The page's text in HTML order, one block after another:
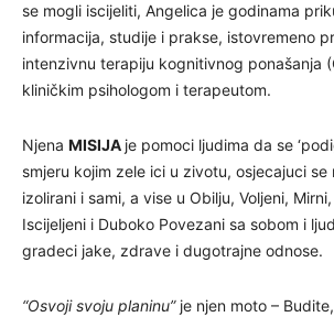
se mogli iscijeliti, Angelica je godinama
informacija, studije i prakse, istovremeno
intenzivnu terapiju kognitivnog ponašanja
kliničkim psihologom i terapeutom.
Njena MISIJA je pomoci ljudima da se
smjeru kojim zele ici u zivotu, osjecajuci se
izolirani i sami, a vise u Obilju, Voljeni,
Iscijeljeni i Duboko Povezani sa sobom i
gradeci jake, zdrave i dugotrajne odnose.
“Osvoji svoju planinu”je njen moto –